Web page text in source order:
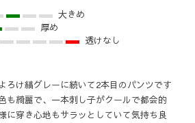
大きめ
厚め
透けなし
ろけ縞グレーに続いて2本目のパンツです
も綺麗で、一本刺し子がクールで都会的
に穿き心地もサラッとしていて気持ち良